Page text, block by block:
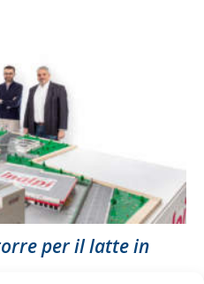
per il latte in